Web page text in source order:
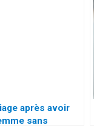
après avoir
sans